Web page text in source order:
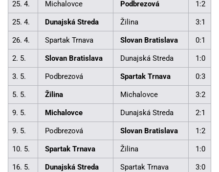
25. 4. Michalovce Podbrezová 1:2
25. 4. Dunajská Streda Žilina 3:1
26. 4. Spartak Trnava Slovan Bratislava 0:1
2. 5. Slovan Bratislava Dunajská Streda 1:0
3. 5. Podbrezová Spartak Trnava 0:3
5. 5. Žilina Michalovce 3:2
9. 5. Michalovce Dunajská Streda 2:1
9. 5. Podbrezová Slovan Bratislava 1:2
10. 5. Spartak Trnava Žilina 1:0
16. 5. Dunajská Streda Spartak Trnava 3:0